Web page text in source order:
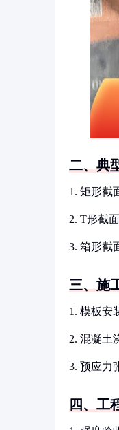
二、典
1. 矩形截
2. T形截
3. 箱形截
三、施
1. 模板安
2. 混凝土
3. 预应力
四、工